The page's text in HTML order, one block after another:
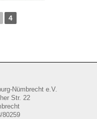
4
Nümbrecht e.V.
Str. 22
80259